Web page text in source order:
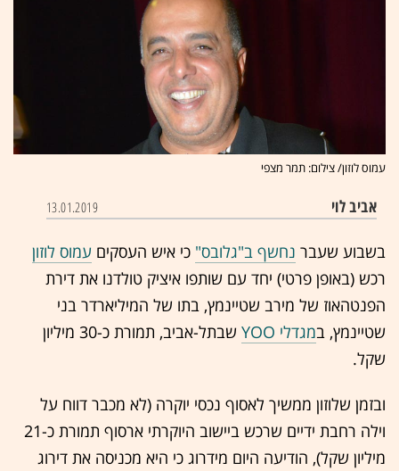
עמוס לוזון/ צילום: תמר מצפי
אביב לוי 13.01.2019
בשבוע שעבר נחשף ב"גלובס" כי איש העסקים עמוס לוזון
רכש (באופן פרטי) יחד עם שותפו איציק טולדנו את דירת
הפנטהאוז של מירב שטיינמץ, בתו של המיליארדר בני
שטיינמץ, במגדלי YOO
שבתל-אביב, תמורת כ-30 מיליון
שקל.
ובזמן שלוזון ממשיך לאסוף נכסי יוקרה (לא מכבר דווח על
וילה רחבת ידיים שרכש ביישוב היוקרתי ארסוף תמורת כ-21
מיליון שקל), הודיעה היום מידרוג כי היא מכניסה את דירוג